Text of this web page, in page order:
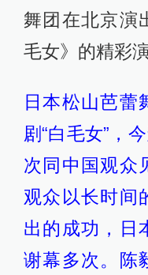
舞团在北京演
毛女》的精彩
日本松山芭蕾
剧“白毛女”，
次同中国观众
观众以长时间
出的成功，日
谢幕多次。陈